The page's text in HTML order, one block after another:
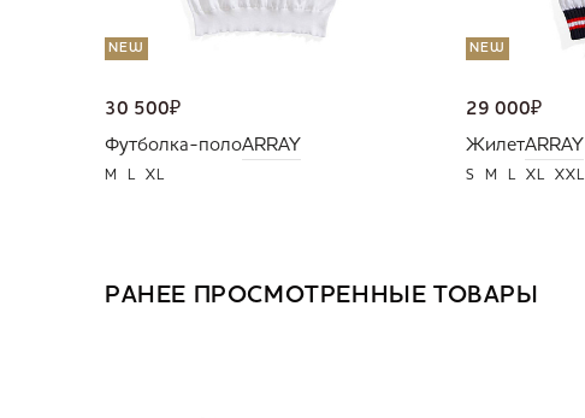
NEW
30 500₽
Футболка-полоARRAY
M L XL
NEW
29 000₽
ЖилетARRAY
S M L XL XXL
РАНЕЕ ПРОСМОТРЕННЫЕ ТОВАРЫ